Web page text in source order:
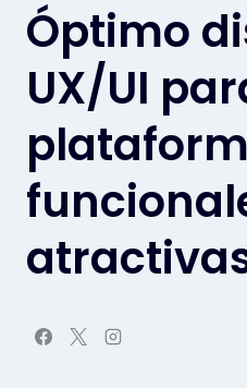
Óptimo
UX/UI